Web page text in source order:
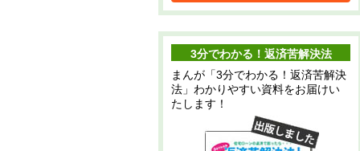
3分でわかる！返済苦解決法
まんが「3分でわかる！返済苦解決
法」わかりやすい資料をお届けい
たします！